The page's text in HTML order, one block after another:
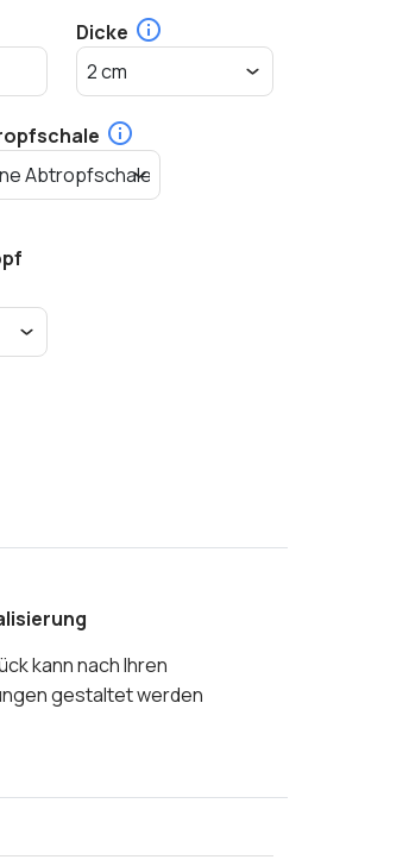
Dicke
kann nach Ihren
gestaltet werden